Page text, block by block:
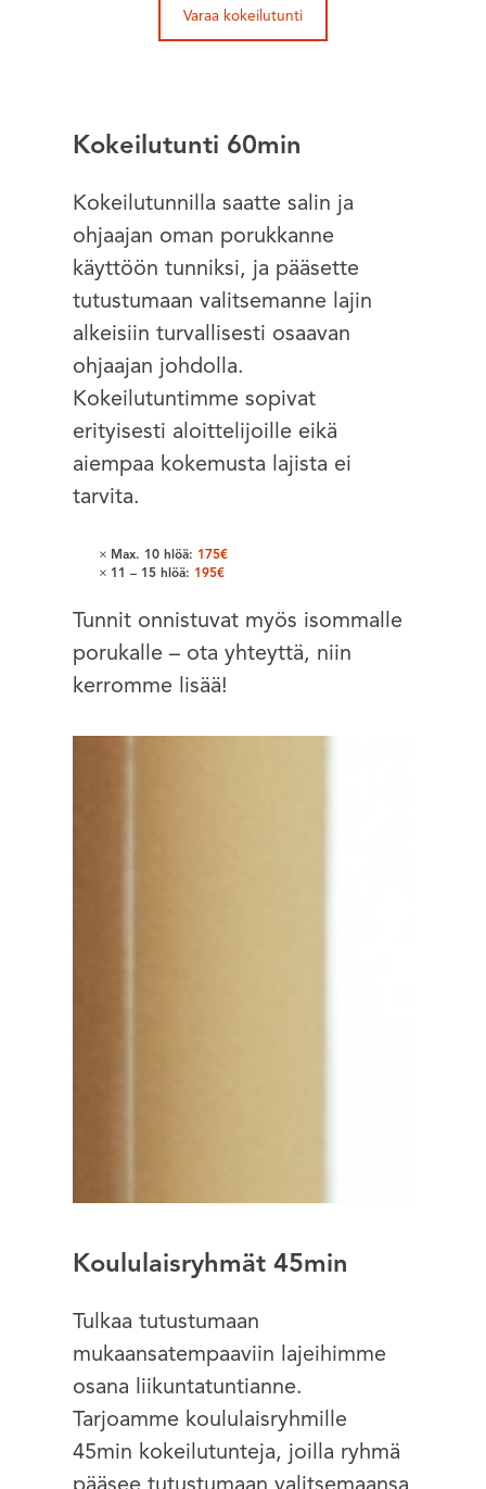
Varaa kokeilutunti
Kokeilutunti 60min
Kokeilutunnilla saatte salin ja
ohjaajan oman porukkanne
käyttöön tunniksi, ja pääsette
tutustumaan valitsemanne lajin
alkeisiin turvallisesti osaavan
ohjaajan johdolla.
Kokeilutuntimme sopivat
erityisesti aloittelijoille eikä
aiempaa kokemusta lajista ei
tarvita.
Max. 10 hlöä: 175€
11 – 15 hlöä: 195€
Tunnit onnistuvat myös isommalle
porukalle – ota yhteyttä, niin
kerromme lisää!
Koululaisryhmät 45min
Tulkaa tutustumaan
mukaansatempaaviin lajeihimme
osana liikuntatuntianne.
Tarjoamme koululaisryhmille
45min kokeilutunteja, joilla ryhmä